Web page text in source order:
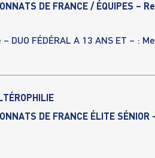
DE FRANCE / ÉQUIPES –
– DUO FÉDÉRAL A 13 ANS ET – :
DE FRANCE ÉLITE